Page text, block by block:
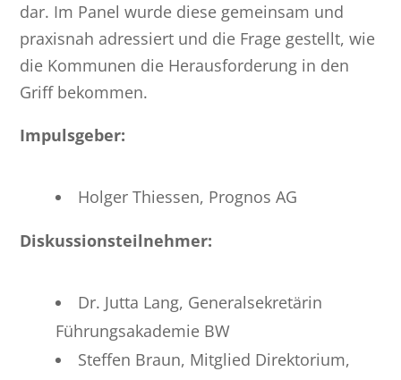
dar. Im Panel wurde diese gemeinsam und
praxisnah adressiert und die Frage gestellt, wie
die Kommunen die Herausforderung in den
Griff bekommen.
Impulsgeber:
Holger Thiessen, Prognos AG
Diskussionsteilnehmer:
Dr. Jutta Lang, Generalsekretärin
Führungsakademie BW
Steffen Braun, Mitglied Direktorium,